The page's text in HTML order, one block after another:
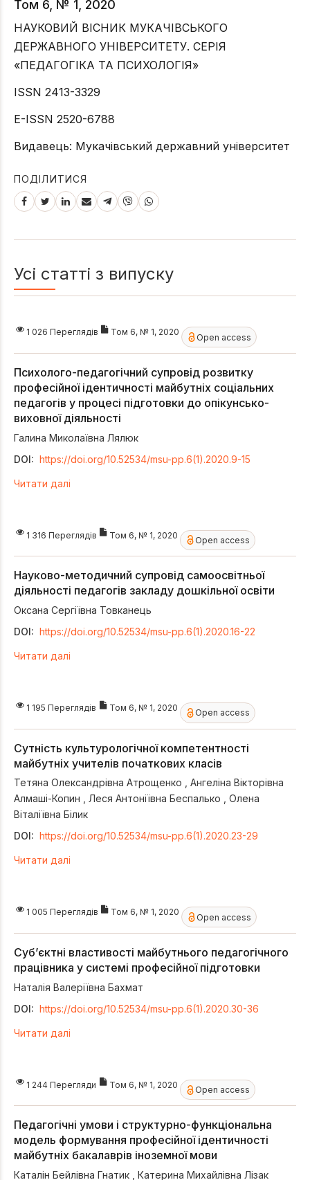
Том 6, № 1, 2020
НАУКОВИЙ ВІСНИК МУКАЧІВСЬКОГО
ДЕРЖАВНОГО УНІВЕРСИТЕТУ. СЕРІЯ
«ПЕДАГОГІКА ТА ПСИХОЛОГІЯ»
ISSN 2413-3329
E-ISSN 2520-6788
Видавець: Мукачівський державний університет
ПОДІЛИТИСЯ
Усі статті з випуску
1 026 Переглядів Том 6, № 1, 2020 Open access
Психолого-педагогічний супровід розвитку
професійної ідентичності майбутніх соціальних
педагогів у процесі підготовки до опікунсько-
виховної діяльності
Галина Миколаївна Лялюк
DOI: https://doi.org/10.52534/msu-pp.6(1).2020.9-15
Читати далі
1 316 Переглядів Том 6, № 1, 2020 Open access
Науково-методичний супровід самоосвітньої
діяльності педагогів закладу дошкільної освіти
Оксана Сергіївна Товканець
DOI: https://doi.org/10.52534/msu-pp.6(1).2020.16-22
Читати далі
1 195 Переглядів Том 6, № 1, 2020 Open access
Сутність культурологічної компетентності
майбутніх учителів початкових класів
Тетяна Олександрівна Атрощенко
Ангеліна Вікторівна
Алмаші-Копин
Леся Антоніївна Беспалько
Олена
Віталіївна Білик
DOI: https://doi.org/10.52534/msu-pp.6(1).2020.23-29
Читати далі
1 005 Переглядів Том 6, № 1, 2020 Open access
Суб’єктні властивості майбутнього педагогічного
працівника у системі професійної підготовки
Наталія Валеріївна Бахмат
DOI: https://doi.org/10.52534/msu-pp.6(1).2020.30-36
Читати далі
1 244 Перегляди Том 6, № 1, 2020 Open access
Педагогічні умови і структурно-функціональна
модель формування професійної ідентичності
майбутніх бакалаврів іноземної мови
Каталін Бейлівна Гнатик Катерина Михайлівна Лізак